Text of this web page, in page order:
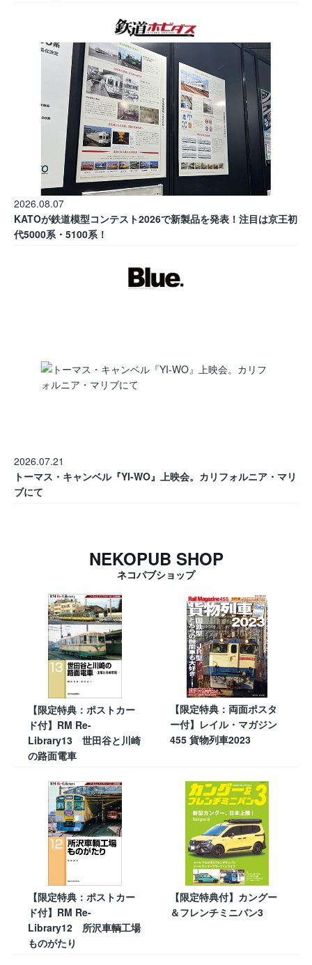
2026.08.07
KATOが鉄道模型コンテスト2026で新製品を発表！注目は京王初
代5000系・5100系！
2026.07.21
トーマス・キャンベル『YI-WO』上映会。カリフォルニア・マリ
ブにて
NEKOPUB SHOP
ネコパブショップ
【限定特典：ポストカー
ド付】RM Re-
Library13 世田谷と川崎
の路面電車
【限定特典：両面ポスタ
ー付】レイル・マガジン
455 貨物列車2023
【限定特典：ポストカー
ド付】RM Re-
Library12 所沢車輌工場
ものがたり
【限定特典付】カングー
＆フレンチミニバン3